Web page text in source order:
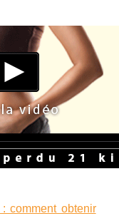
comment obtenir